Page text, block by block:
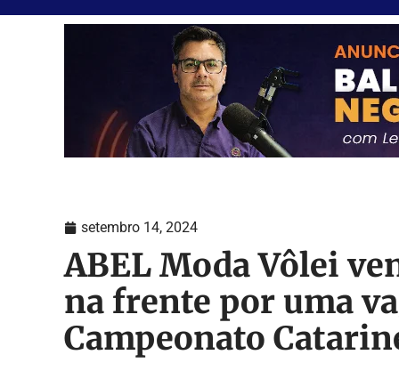
setembro 14, 2024
ABEL Moda Vôlei
na frente por uma
Campeonato